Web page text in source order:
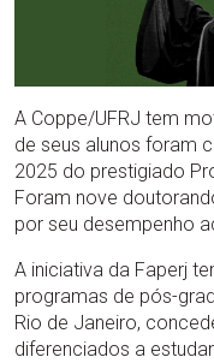
A Coppe/UFRJ tem
de seus alunos foram
2025 do prestigiado
Foram nove
por seu desempenho
A iniciativa da Faperj
programas de pós-
Rio de Janeiro,
diferenciados a